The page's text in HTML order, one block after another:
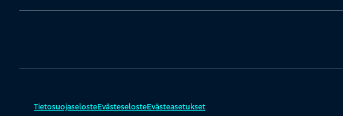
TietosuojaselosteEvästeselosteEvästeasetukset